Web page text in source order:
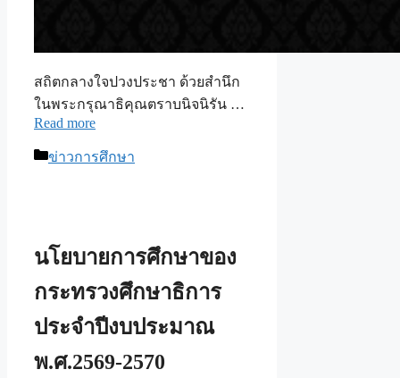
สถิตกลางใจปวงประชา ด้วยสำนึก
ในพระกรุณาธิคุณตราบนิจนิรัน …
Read more
Categories
ข่าวการศึกษา
นโยบายการศึกษาของ
กระทรวงศึกษาธิการ
ประจำปีงบประมาณ
พ.ศ.2569-2570